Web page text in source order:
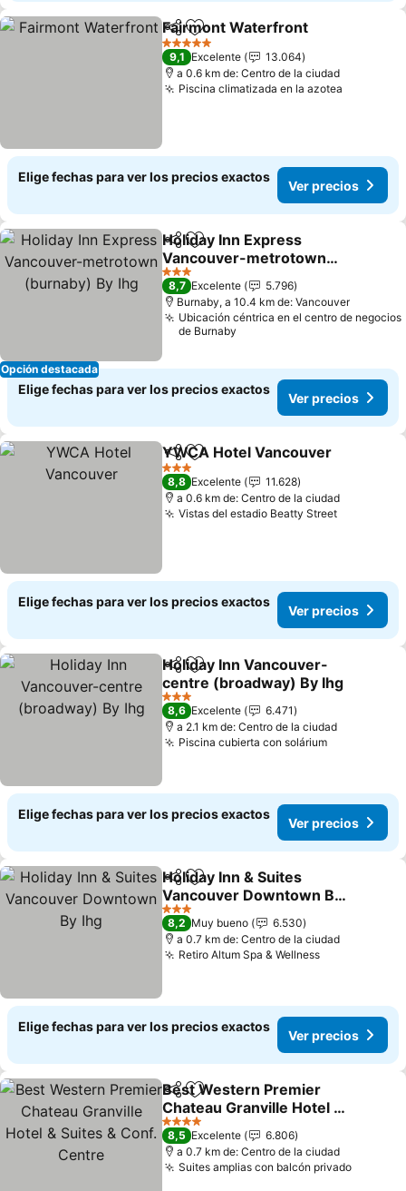
CompartirAgregar a favoritos
Fairmont Waterfront
5 Estrellas
9,1 Excelente
13.064
a 0.6 km de: Centro de la ciudad
Piscina climatizada en la azotea
Elige fechas para ver los precios exactos
Ver precios
Opción destacada
CompartirAgregar a favoritos
Holiday Inn Express
Vancouver-metrotown
(burnaby) By Ihg
Ver precios
3 Estrellas
8,7 Excelente
5.796
Burnaby, a 10.4 km de: Vancouver
Ubicación céntrica en el centro de negocios
de Burnaby
Elige fechas para ver los precios exactos
Ver precios
Compartir
Agregar a favoritos
YWCA Hotel Vancouver
3 Estrellas
8,8 Excelente
11.628
a 0.6 km de: Centro de la ciudad
Vistas del estadio Beatty StreetVer
Elige fechas para ver los precios exactos
Ver precios
CompartirAgregar a favoritos
Holiday Inn Vancouver-
centre (broadway) By Ihg
Ver precios
3 Estrellas
8,6 Excelente
6.471
a 2.1 km de: Centro de la ciudad
Piscina cubierta con soláriumVer precios
Elige fechas para ver los precios exactos
Ver precios
CompartirAgregar a favoritos
Holiday Inn & Suites
Vancouver Downtown By
Ihg
Ver precios
3 Estrellas
8,2 Muy bueno
6.530
a 0.7 km de: Centro de la ciudad
Retiro Altum Spa & WellnessVer precios
Elige fechas para ver los precios exactos
Ver precios
CompartirAgregar a favoritos
Best Western Premier
Chateau Granville Hotel &
Suites & Conf. Centre
Ver precios
4 Estrellas
8,5 Excelente
6.806
a 0.7 km de: Centro de la ciudad
Suites amplias con balcón privadoVer